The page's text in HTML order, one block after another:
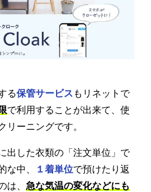
る保管サービス もリネットで
で利用することが出来て、使
リーニングです。
出した衣類の「注文単位」で
な中、
１着単位で預けたり返
は、 急な気温の変化などにも